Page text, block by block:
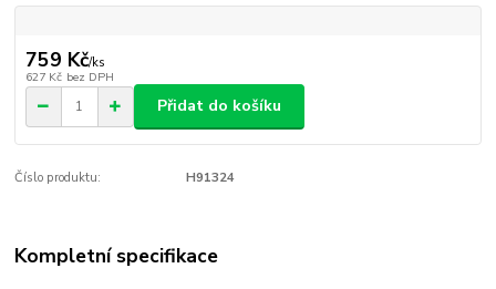
759 Kč/ks
627 Kč bez DPH
Přidat do košíku
Číslo produktu: H91324
Kompletní specifikace